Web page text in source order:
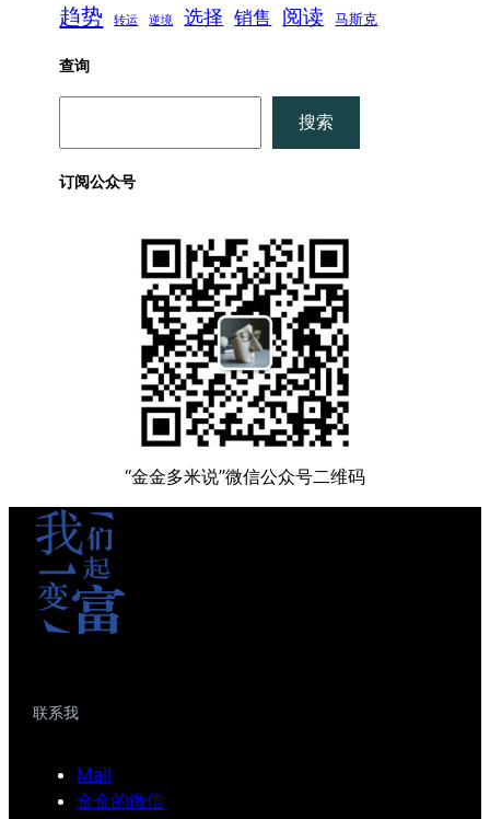
趋势 转运 逆境 选择 销售 阅读 马斯克
查询
搜索
订阅公众号
“金金多米说”微信公众号二维码
联系我
Mail
金金的微信